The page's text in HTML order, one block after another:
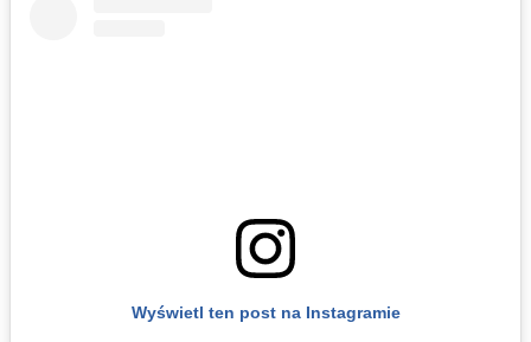
Wy­świetl ten post na In­sta­gra­mie